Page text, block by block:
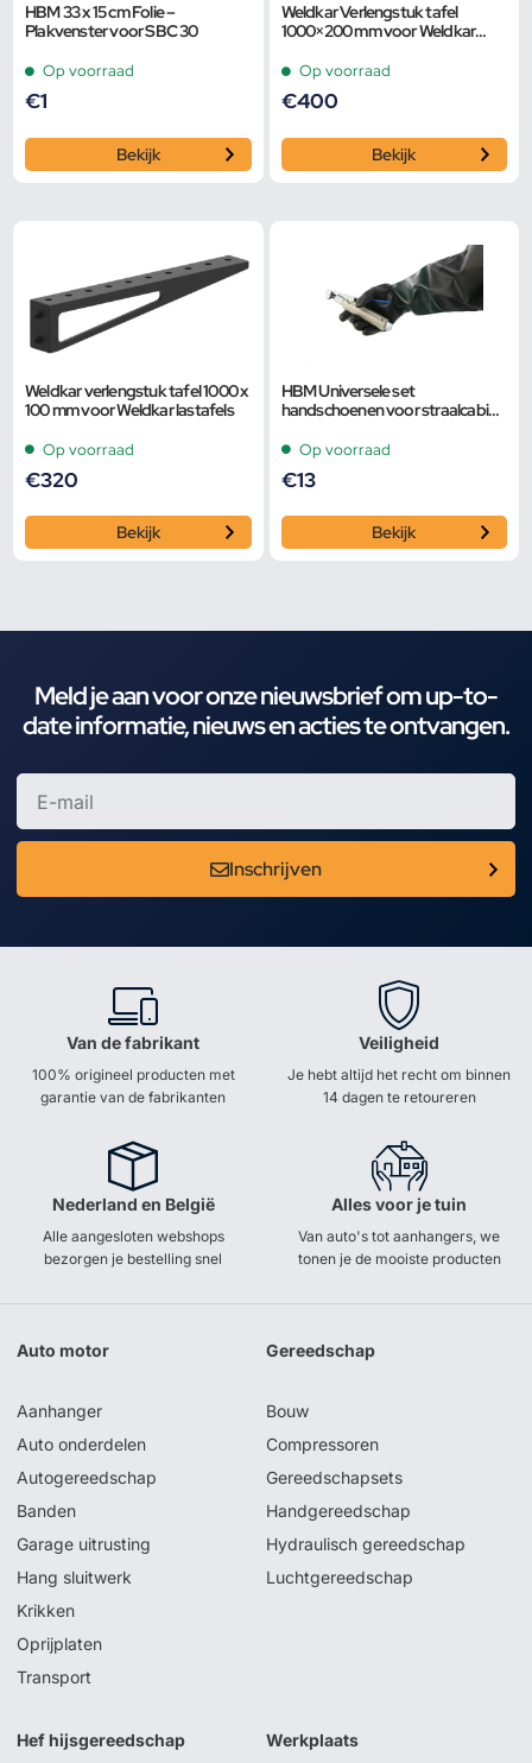
HBM 33 x 15 cm Folie –
Plakvenster voor SBC 30
Op voorraad
€1
Bekijk
Weldkar Verlengstuk tafel
1000×200 mm voor Weldkar
Op voorraad
€400
Bekijk
Weldkar verlengstuk tafel 1000 x
100 mm voor Weldkar lastafels
Op voorraad
€320
Bekijk
HBM Universele set
handschoenen voor straalcabine
Op voorraad
€13
Bekijk
Meld je aan voor onze nieuwsbrief om up-to-
date informatie, nieuws en acties te ontvangen.
Inschrijven
Van de fabrikant
100% origineel producten met
garantie van de fabrikanten
Veiligheid
Je hebt altijd het recht om binnen
14 dagen te retoureren
Nederland en België
Alle aangesloten webshops
bezorgen je bestelling snel
Alles voor je tuin
Van auto's tot aanhangers, we
tonen je de mooiste producten
Auto motor
Aanhanger
Auto onderdelen
Autogereedschap
Banden
Garage uitrusting
Hang sluitwerk
Krikken
Oprijplaten
Transport
Gereedschap
Bouw
Compressoren
Gereedschapsets
Handgereedschap
Hydraulisch gereedschap
Luchtgereedschap
Hef hijsgereedschap Werkplaats